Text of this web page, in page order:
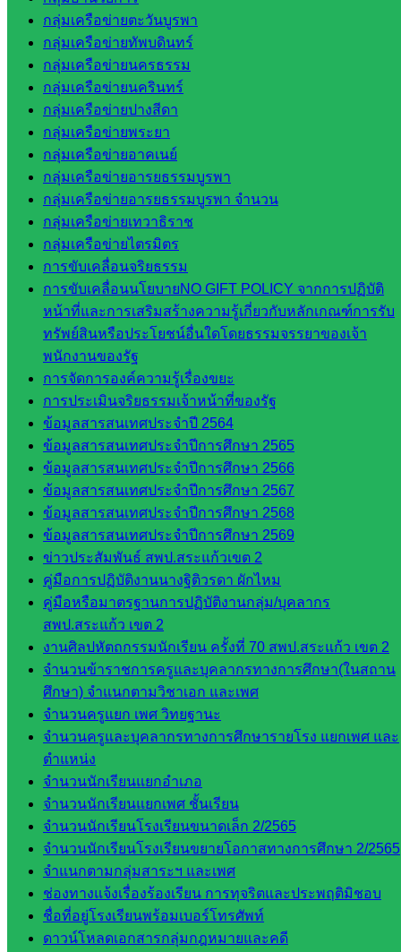
กลุ่มเครือข่ายตะวันบูรพา
กลุ่มเครือข่ายทัพบดินทร์
กลุ่มเครือข่ายนครธรรม
กลุ่มเครือข่ายนครินทร์
กลุ่มเครือข่ายปางสีดา
กลุ่มเครือข่ายพระยา
กลุ่มเครือข่ายอาคเนย์
กลุ่มเครือข่ายอารยธรรมบูรพา
กลุ่มเครือข่ายอารยธรรมบูรพา จำนวน
กลุ่มเครือข่ายเทวาธิราช
กลุ่มเครือข่ายไตรมิตร
การขับเคลื่อนจริยธรรม
การขับเคลื่อนนโยบายNO GIFT POLICY จากการปฏิบัติ
หน้าที่และการเสริมสร้างความรู้เกี่ยวกับหลักเกณฑ์การรับ
ทรัพย์สินหรือประโยชน์อื่นใดโดยธรรมจรรยาของเจ้า
พนักงานของรัฐ
การจัดการองค์ความรู้เรื่องขยะ
การประเมินจริยธรรมเจ้าหน้าที่ของรัฐ
ข้อมูลสารสนเทศประจำปี 2564
ข้อมูลสารสนเทศประจำปีการศึกษา 2565
ข้อมูลสารสนเทศประจำปีการศึกษา 2566
ข้อมูลสารสนเทศประจำปีการศึกษา 2567
ข้อมูลสารสนเทศประจำปีการศึกษา 2568
ข้อมูลสารสนเทศประจำปีการศึกษา 2569
ข่าวประสัมพันธ์ สพป.สระแก้วเขต 2
คู่มือการปฏิบัติงานนางฐิติวรดา ผักไหม
คู่มือหรือมาตรฐานการปฏิบัติงานกลุ่ม/บุคลากร
สพป.สระแก้ว เขต 2
งานศิลปหัตถกรรมนักเรียน ครั้งที่ 70 สพป.สระแก้ว เขต 2
จำนวนข้าราชการครูและบุคลากรทางการศึกษา(ในสถาน
ศึกษา) จำแนกตามวิชาเอก และเพศ
จำนวนครูแยก เพศ วิทยฐานะ
จำนวนครูและบุคลากรทางการศึกษารายโรง แยกเพศ และ
ตำแหน่ง
จำนวนนักเรียนแยกอำเภอ
จำนวนนักเรียนแยกเพศ ชั้นเรียน
จำนวนนักเรียนโรงเรียนขนาดเล็ก 2/2565
จำนวนนักเรียนโรงเรียนขยายโอกาสทางการศึกษา 2/2565
จำแนกตามกลุ่มสาระฯ และเพศ
ช่องทางแจ้งเรื่องร้องเรียน การทุจริตและประพฤติมิชอบ
ชื่อที่อยู่โรงเรียนพร้อมเบอร์โทรศัพท์
ดาวน์โหลดเอกสารกลุ่มกฎหมายและคดี
เทคนิค
วังน้ำเย็น
กศน.สระแก้ว
เว็บไซต์
กลุ่มงาน
ใน
สำนักงาน
กลุ่
มอำนวย
การ
กลุ่ม
บริหาร
งานงาน
เงินและ
สินทรัพย์
กลุ่มน
โยบาย
และแผน
กลุ่มส่ง
เสริมการ
จัดการ
ศึกษา
กลุ่ม
บริหาร
งาน
บุคคล
กลุ่ม
พัฒนาครู
และบุ
คลากรฯ
กลุ่มนิ
เทศ
ติดตาม
และประ
เมินผลฯ
เว็บไซต์
หลักสูตร